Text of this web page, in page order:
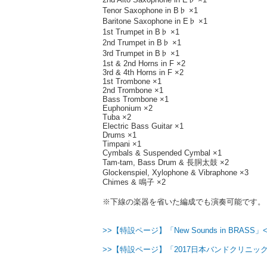
Tenor Saxophone in B♭ ×1
Baritone Saxophone in E♭ ×1
1st Trumpet in B♭ ×1
2nd Trumpet in B♭ ×1
3rd Trumpet in B♭ ×1
1st & 2nd Horns in F ×2
3rd & 4th Horns in F ×2
1st Trombone ×1
2nd Trombone ×1
Bass Trombone ×1
Euphonium ×2
Tuba ×2
Electric Bass Guitar ×1
Drums ×1
Timpani ×1
Cymbals & Suspended Cymbal ×1
Tam-tam, Bass Drum & 長胴太鼓 ×2
Glockenspiel, Xylophone & Vibraphone ×3
Chimes & 鳴子 ×2
※下線の楽器を省いた編成でも演奏可能です。
>>【特設ページ】「New Sounds in BRASS」
>>【特設ページ】「2017日本バンドクリニッ